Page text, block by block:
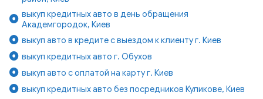
выкуп кредитных авто в день обращения
Академгородок, Киев
выкуп авто в кредите с выездом к клиенту г. Киев
выкуп кредитных авто г. Обухов
выкуп авто с оплатой на карту г. Киев
выкуп кредитных авто без посредников Куликове, Киев